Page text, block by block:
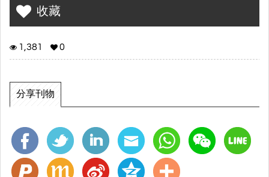
收藏
1,381 0
分享刊物